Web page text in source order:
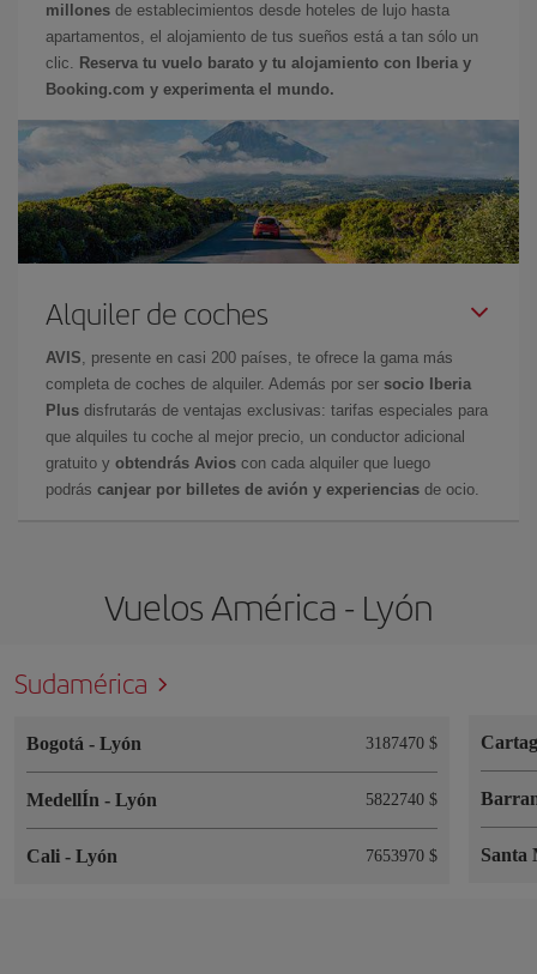
millones de establecimientos desde hoteles de lujo hasta
apartamentos, el alojamiento de tus sueños está a tan sólo un
clic.
Reserva tu vuelo barato y tu alojamiento con Iberia y
Booking.com y experimenta el mundo.
Alquiler de coches
AVIS , presente en casi 200 países, te ofrece la gama más
completa de coches de alquiler. Además por ser socio Iberia
Plus disfrutarás de ventajas exclusivas: tarifas especiales para
que alquiles tu coche al mejor precio, un conductor adicional
gratuito y obtendrás Avios con cada alquiler que luego
podrás canjear por billetes de avión y experiencias de ocio.
Vuelos América - Lyón
Sudamérica
Bogotá - Lyón 3187470 $
MedellÍn - Lyón 5822740 $
Cali - Lyón 7653970 $